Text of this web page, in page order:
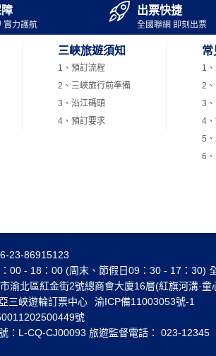
實力護航
 出票快捷
全國聯網 即刻出票
三峽旅遊須知
1、預訂流程
2、三峽旅行前準備
3、沿江碼頭
4、預訂要求
常
1
2
3
4
5
6
23-86915123
00 - 18：00 (周末、節假日09：30 - 17：30)
北區紅金街2號總商會大廈16層(紅旗河溝·童
三峽遊輪訂票中心
渝ICP備11003053號-1
號
：L-CQ-CJ00093 旅遊監督電話： 023-12345